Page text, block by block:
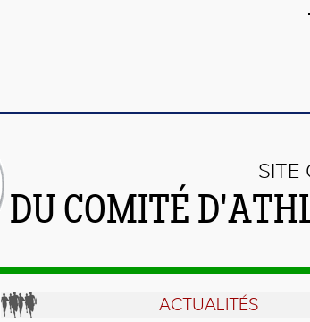
SITE
DU COMITÉ
ACTUALITÉS